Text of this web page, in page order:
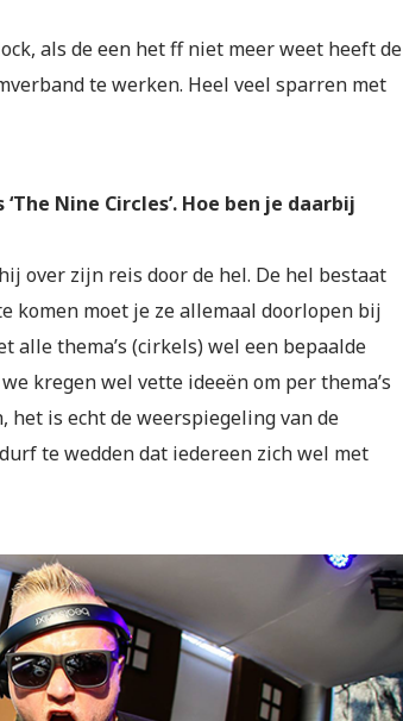
als de een het ff niet meer weet heeft de
te werken. Heel veel sparren met
Nine Circles’. Hoe ben je daarbij
over zijn reis door de hel. De hel bestaat
moet je ze allemaal doorlopen bij
alle thema’s (cirkels) wel een bepaalde
kregen wel vette ideeën om per thema’s
is echt de weerspiegeling van de
te wedden dat iedereen zich wel met